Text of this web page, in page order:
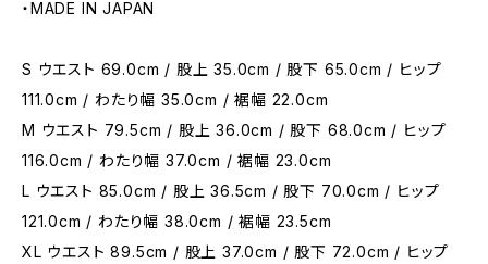
・MADE IN JAPAN
S ウエスト 69.0cm / 股上 35.0cm / 股下 65.0cm / ヒップ
111.0cm / わたり幅 35.0cm / 裾幅 22.0cm
M ウエスト 79.5cm / 股上 36.0cm / 股下 68.0cm / ヒップ
116.0cm / わたり幅 37.0cm / 裾幅 23.0cm
L ウエスト 85.0cm / 股上 36.5cm / 股下 70.0cm / ヒップ
121.0cm / わたり幅 38.0cm / 裾幅 23.5cm
XL ウエスト 89.5cm / 股上 37.0cm / 股下 72.0cm / ヒップ